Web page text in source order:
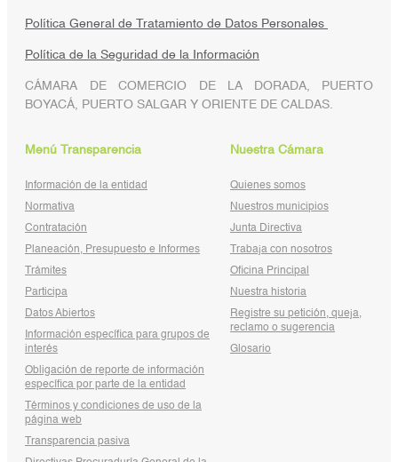
Política General de Tratamiento de Datos Personales
Política de la Seguridad de la Información
CÁMARA DE COMERCIO DE LA DORADA, PUERTO
BOYACÁ, PUERTO SALGAR Y ORIENTE DE CALDAS.
Menú Transparencia
Información de la entidad
Normativa
Contratación
Planeación, Presupuesto e Informes
Trámites
Participa
Datos Abiertos
Información específica para grupos de
interés
Obligación de reporte de información
específica por parte de la entidad
Términos y condiciones de uso de la
página web
Transparencia pasiva
Nuestra Cámara
Quienes somos
Nuestros municipios
Junta Directiva
Trabaja con nosotros
Oficina Principal
Nuestra historia
Registre su petición, queja,
reclamo o sugerencia
Glosario